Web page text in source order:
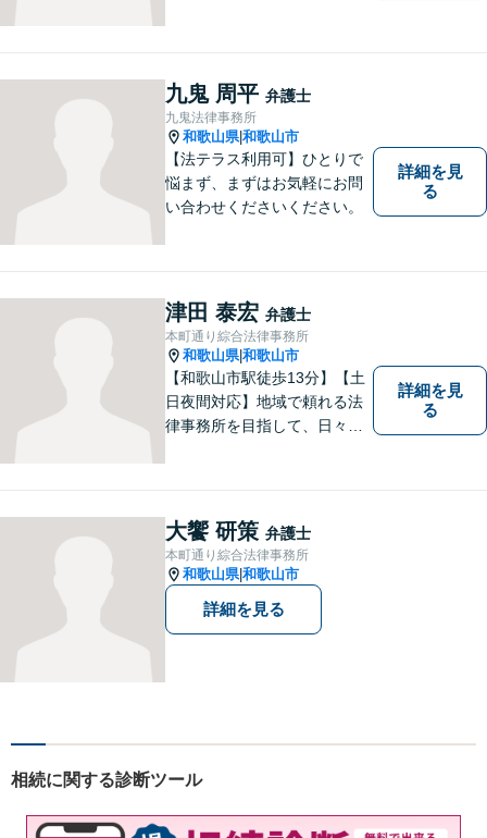
く対応可能。【地域に根ざし
た弁護士】法律トラブルでお
悩みの方は、お気軽にご相談
ください。
九鬼 周平 弁護士
九鬼法律事務所
和歌山県|和歌山市
【法テラス利用可】ひとりで
悩まず、まずはお気軽にお問
い合わせくださいください。
詳細を見
る
津田 泰宏 弁護士
本町通り綜合法律事務所
和歌山県|和歌山市
【和歌山市駅徒歩13分】【土
日夜間対応】地域で頼れる法
律事務所を目指して、日々尽
民事事件など、幅広く対応可
能です。まずはお気軽にご相
談ください。
詳細を見
る
大饗 研策 弁護士
本町通り綜合法律事務所
和歌山県|和歌山市
詳細を見る
相続に関する診断ツール